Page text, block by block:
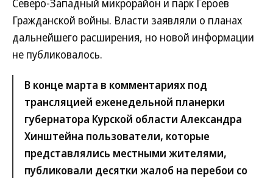
Северо-Западный микрорайон и парк Героев
Гражданской войны. Власти заявляли о планах
дальнейшего расширения, но новой информации
не публиковалось.
В конце марта в комментариях под
трансляцией еженедельной планерки
губернатора Курской области Александра
Хинштейна пользователи, которые
представлялись местными жителями,
публиковали десятки жалоб на перебои со